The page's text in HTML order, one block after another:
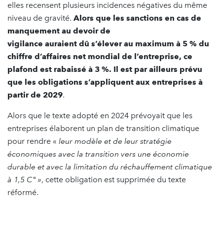
elles recensent plusieurs incidences négatives du même
niveau de gravité. Alors que les sanctions en cas de
manquement au devoir de
vigilance auraient dû s’élever au maximum à 5 % du
chiffre d’affaires net mondial de l’entreprise, ce
plafond est rabaissé à 3 %. Il est par ailleurs prévu
que les obligations s’appliquent aux entreprises à
partir de 2029.
Alors que le texte adopté en 2024 prévoyait que les
entreprises élaborent un plan de transition climatique
pour rendre « leur modèle et de leur stratégie
économiques avec la transition vers une économie
durable et avec la limitation du réchauffement climatique
à 1,5 C° », cette obligation est supprimée du texte
réformé.